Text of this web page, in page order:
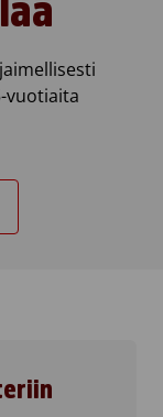
vuotiaita